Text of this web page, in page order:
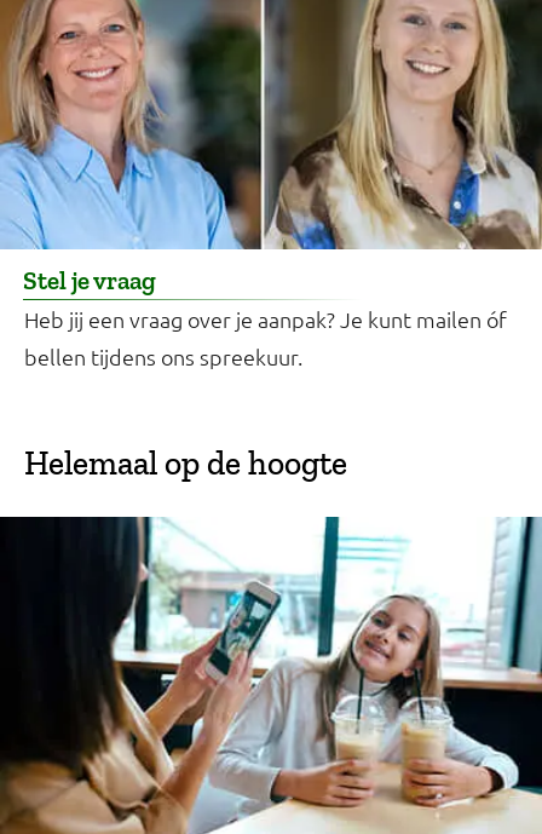
Stel je vraag
Heb jij een vraag over je aanpak? Je kunt mailen óf
bellen tijdens ons spreekuur.
Helemaal op de hoogte